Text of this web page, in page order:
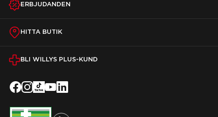
ERBJUDANDEN
HITTA BUTIK
BLI WILLYS PLUS-KUND